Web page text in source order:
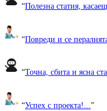
“Полезна статия,
“Повреди и се
“Точна, сбита и ясна
“Успех с проекта!... ”